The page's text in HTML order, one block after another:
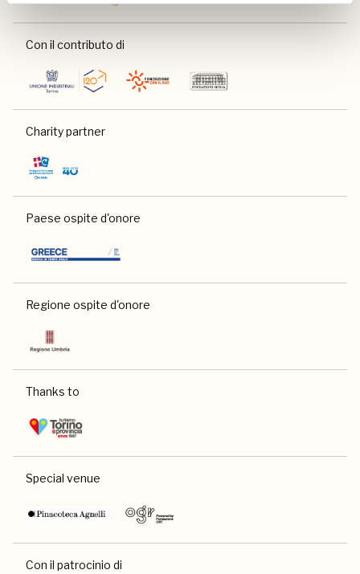
Con il contributo di
Charity partner
Paese ospite d'onore
Regione ospite d'onore
Thanks to
Special venue
Con il patrocinio di